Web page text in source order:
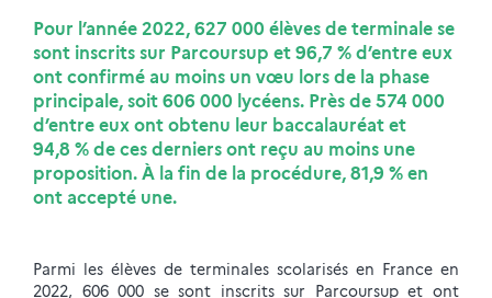
Pour l’année 2022, 627 000 élèves de terminale se
sont inscrits sur Parcoursup et 96,7 % d’entre eux
ont confirmé au moins un vœu lors de la phase
principale, soit 606 000 lycéens. Près de 574 000
d’entre eux ont obtenu leur baccalauréat et
94,8 % de ces derniers ont reçu au moins une
proposition. À la fin de la procédure, 81,9 % en
ont accepté une.
Parmi les élèves de terminales scolarisés en France en
2022, 606 000 se sont inscrits sur Parcoursup et ont